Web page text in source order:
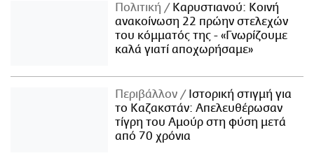
Πολιτική
Καρυστιανού: Κοινή
ανακοίνωση 22 πρώην στελεχών
του κόμματός της - «Γνωρίζουμε
καλά γιατί αποχωρήσαμε»
Περιβάλλον
Ιστορική στιγμή για
το Καζακστάν: Απελευθέρωσαν
τίγρη του Αμούρ στη φύση μετά
από 70 χρόνια